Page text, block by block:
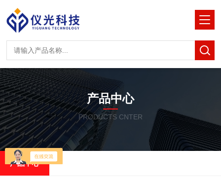
产品中心
PRODUCTS CNTER
产品中心